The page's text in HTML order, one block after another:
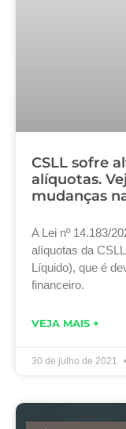
CSLL sofre
alíquotas.
mudanças
A Lei nº 14.183/
alíquotas da
Líquido), que é
financeiro.
VEJA MAIS +
30 de julho de 2021